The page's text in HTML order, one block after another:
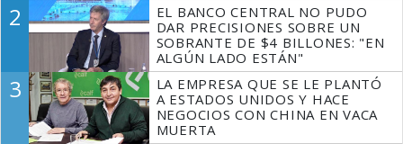
2
EL BANCO CENTRAL NO PUDO
DAR PRECISIONES SOBRE UN
SOBRANTE DE $4 BILLONES: "EN
ALGÚN LADO ESTÁN"
3
LA EMPRESA QUE SE LE PLANTÓ
A ESTADOS UNIDOS Y HACE
NEGOCIOS CON CHINA EN VACA
MUERTA